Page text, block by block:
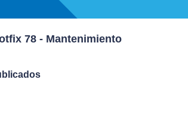
78 - Mantenimiento